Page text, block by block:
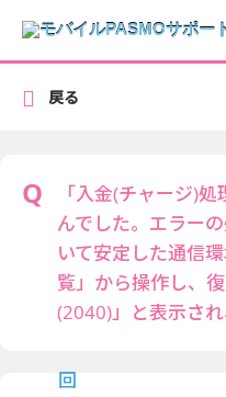
「入金(チャージ)
んでした。エラー
いて安定した通信
覧」から操作し、
(2040)」と表示され
戻る